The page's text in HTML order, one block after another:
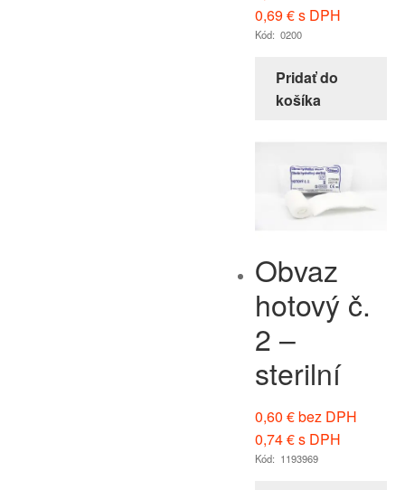
0,69€s DPH
Kód: 0200
Pridať do
košíka
Obvaz
hotový č.
2 –
sterilní
0,60 €bez DPH
0,74€s DPH
Kód: 1193969